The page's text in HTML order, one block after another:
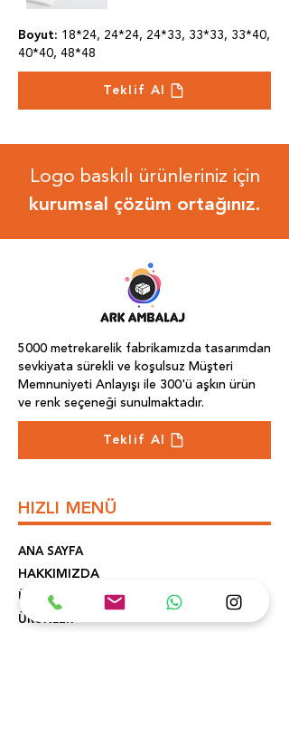
Boyut: 18*24, 24*24, 24*33, 33*33, 33*40,
40*40, 48*48
Teklif Al
Logo baskılı ürünleriniz için
kurumsal çözüm ortağınız.
5000 metrekarelik fabrikamızda tasarımdan
sevkiyata sürekli ve koşulsuz Müşteri
Memnuniyeti Anlayışı ile 300'ü aşkın ürün
ve renk seçeneği sunulmaktadır.
Teklif Al
HIZLI MENÜ
ANA SAYFA
HAKKIMIZDA
ÜRETİM
ÜRÜNLER